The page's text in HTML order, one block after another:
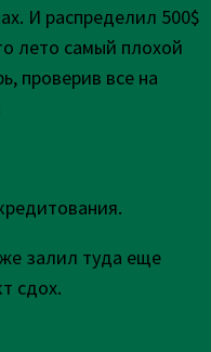
И распределил 500$
лето самый плохой
проверив все на
залил туда еще
сдох.